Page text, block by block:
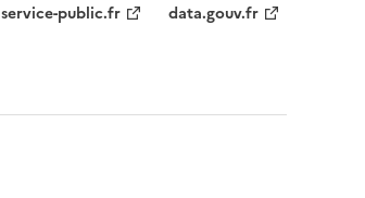
service-public.fr data.gouv.fr